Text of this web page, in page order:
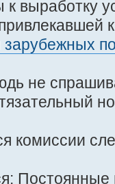
к выработку
не
комиссии
Постоянные